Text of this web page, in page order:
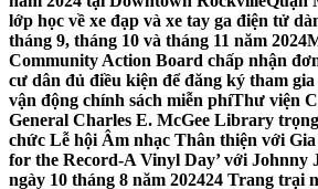
lớp học về xe đạp và xe tay ga điện tử
tháng 9, tháng 10 và tháng 11 năm 2024
Community Action Board chấp nhận
cư dân đủ điều kiện để đăng ký tham
vận động chính sách miễn phíThư viện
General Charles E. McGee Library
chức Lễ hội Âm nhạc Thân thiện với
for the Record-A Vinyl Day’ với Johnny
ngày 10 tháng 8 năm 202424 Trang trại